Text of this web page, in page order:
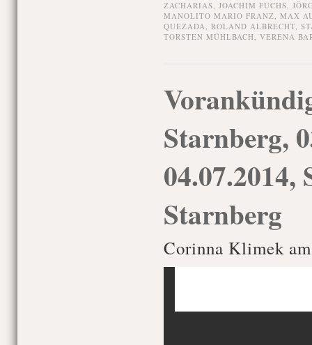
ZACHARIAS, JOACHIM FUCHS,
MANOLITO MARIO FRANZ, MAX
QUEZADA, ROLAND ALBRECHT,
TORSTEN MÜHLBACH, VERENA
Starnberg,
04.07.2014,
Starnberg
Corinna Klimek